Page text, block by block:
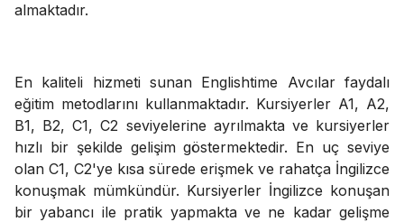
almaktadır.
En kaliteli hizmeti sunan Englishtime Avcılar faydalı
eğitim metodlarını kullanmaktadır. Kursiyerler A1, A2,
B1, B2, C1, C2 seviyelerine ayrılmakta ve kursiyerler
hızlı bir şekilde gelişim göstermektedir. En uç seviye
olan C1, C2'ye kısa sürede erişmek ve rahatça İngilizce
konuşmak mümkündür. Kursiyerler İngilizce konuşan
bir yabancı ile pratik yapmakta ve ne kadar gelişme